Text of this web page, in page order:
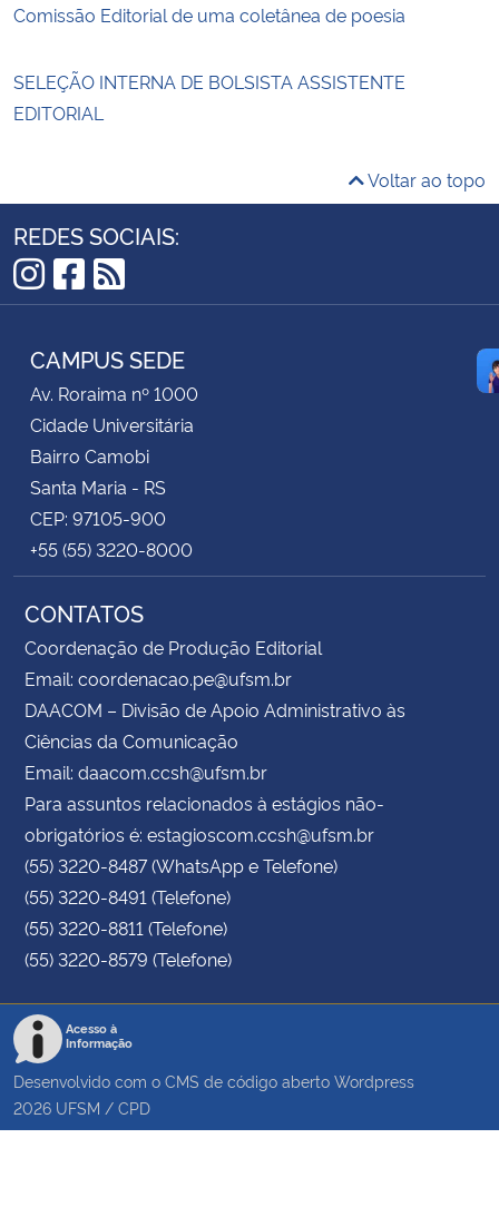
Comissão Editorial de uma coletânea de poesia
SELEÇÃO INTERNA DE BOLSISTA ASSISTENTE
EDITORIAL
Voltar ao topo
REDES SOCIAIS:
Instagram
Facebook
RSS
CAMPUS SEDE
Av. Roraima nº 1000
Cidade Universitária
Bairro Camobi
Santa Maria - RS
CEP: 97105-900
+55 (55) 3220-8000
CONTATOS
Coordenação de Produção Editorial
Email: coordenacao.pe@ufsm.br
DAACOM – Divisão de Apoio Administrativo às
Ciências da Comunicação
Email: daacom.ccsh@ufsm.br
Para assuntos relacionados à estágios não-
obrigatórios é: estagioscom.ccsh@ufsm.br
(55) 3220-8487 (WhatsApp e Telefone)
(55) 3220-8491 (Telefone)
(55) 3220-8811 (Telefone)
(55) 3220-8579 (Telefone)
Acesso à
Informação
Desenvolvido com o CMS de código aberto Wordpress
2026 UFSM / CPD